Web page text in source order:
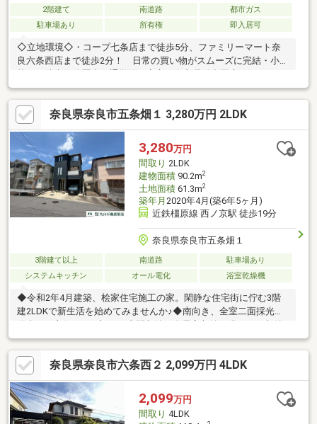
2階建て 南道路
都市ガス
駐車場あり
所有権 即入居可
◇立地環境◇・コープ七条店まで徒歩5分、ファミリーマート奈
良六条西店まで徒歩2分！ 日常の買い物がスムーズに完結・小学
で徒歩9分・イオンタウン富雄店まで徒歩15分で日用品・買い物
施設も利用しやすい環境◇建物◇・全居室収納付き・南向きバル
コニー・屋根付き駐車場◆◆◆物件見学【随時】受付中◆◆◆物
件見学ご希望は、事前にご予約をお願い致します。平日ご希望の
お客様もご相談下さい♪◆ご予約は電話またはメールで！◆TEL：
0120-740-158MAIL：info@narasuma.jp
奈良県奈良市五条畑１ 3,280万円 2LDK
3,280万円
間取り 2LDK
建物面積90.2m2
土地面積61.3m2
築年月 2020年4月(築6年5ヶ月)
近鉄橿原線 西ノ京駅 徒歩19分
奈良県奈良市五条畑１
3階建て以上 南道路
駐車場あり
システムキッチン
オール電化 浴室乾燥機
◆令和2年4月建築、桧家住宅施工の家。閑静な住宅街に佇む3階
建2LDKで新生活を始めてみませんか♪◆南向き、全室二面採光で
豊富な住まいです♪◆オール電化で火を使わず、子育て世帯にも
配慮された住環境です♪◆近鉄西ノ京駅より徒歩19分。近鉄尼ヶ
辻駅までバス乗車5分、畑バス停徒歩7分♪◆バルコニーが洗面室
に面しており、洗濯から物干しまでスムーズに行えます♪◆約8帖
と約5.2帖の洋室が続き間になっており、一体利用も可能です。ラ
イフスタイルに合わせて使い分け可能です♪◆洗面台2ヶ所付き
で、忙しい朝の身支度もスムーズに♪
奈良県奈良市六条西２ 2,099万円 4LDK
2,099万円
間取り 4LDK